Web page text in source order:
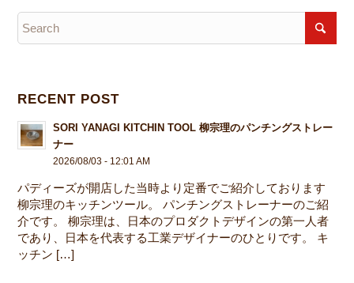
RECENT POST
SORI YANAGI KITCHIN TOOL 柳宗理のパンチングストレー
ナー
2026/08/03 - 12:01 AM
パディーズが開店した当時より定番でご紹介しております
柳宗理のキッチンツール。 パンチングストレーナーのご紹
介です。 柳宗理は、日本のプロダクトデザインの第一人者
であり、日本を代表する工業デザイナーのひとりです。 キ
ッチン […]